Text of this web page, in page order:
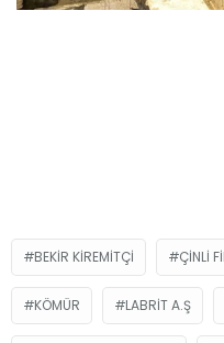
BEKIR KIREMITÇI ÇINLI
KÖMÜR LABRIT A.Ş